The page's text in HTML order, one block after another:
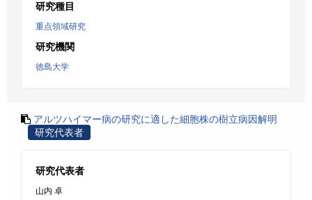
研究種目
重点領域研究
研究機関
徳島大学
アルツハイマー病の研究に適した細胞株の樹立病因解明
研究代表者
研究代表者
山内 卓